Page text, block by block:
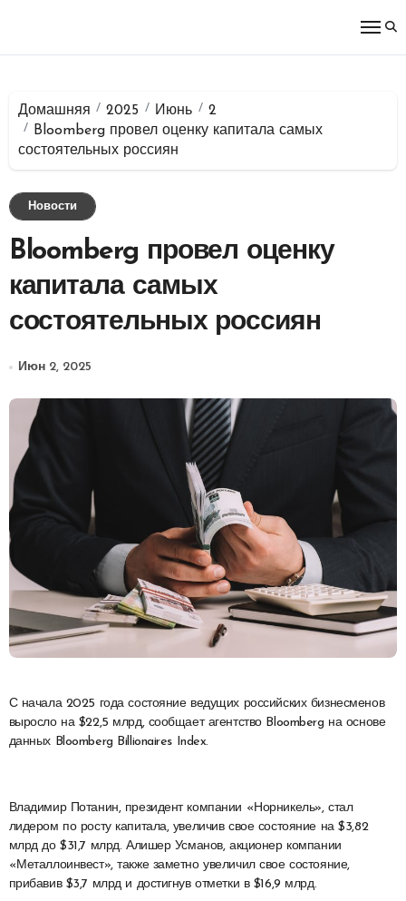
Домашняя 2025 Июнь
2
Bloomberg провел оценку капитала самых
состоятельных россиян
Новости
Bloomberg провел оценку
капитала самых
состоятельных россиян
Июн 2, 2025
С начала 2025 года состояние ведущих российских бизнесменов
выросло на $22,5 млрд, сообщает агентство Bloomberg на основе
данных Bloomberg Billionaires Index.
Владимир Потанин, президент компании «Норникель», стал
лидером по росту капитала, увеличив свое состояние на $3,82
млрд до $31,7 млрд. Алишер Усманов, акционер компании
«Металлоинвест», также заметно увеличил свое состояние,
прибавив $3,7 млрд и достигнув отметки в $16,9 млрд.